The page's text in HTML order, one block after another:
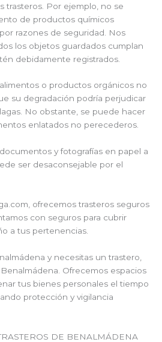
trasteros. Por ejemplo, no se
de productos químicos
razones de seguridad. Nos
los objetos guardados cumplan
debidamente registrados.
o productos orgánicos no
su degradación podría perjudicar
No obstante, se puede hacer
enlatados no perecederos.
y fotografías en papel a
ser desaconsejable por el
ofrecemos trasteros seguros
con seguros para cubrir
a tus pertenencias.
y necesitas un trastero,
Ofrecemos espacios
tus bienes personales el tiempo
protección y vigilancia
DE BENALMÁDENA